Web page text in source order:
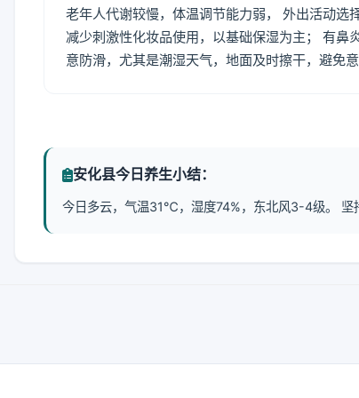
老年人代谢较慢，体温调节能力弱， 外出活动选
减少刺激性化妆品使用，以基础保湿为主； 有
意防滑，尤其是潮湿天气，地面及时擦干，避免意
安化县今日养生小结：
今日多云，气温31℃，湿度74%，东北风3-4级。 坚